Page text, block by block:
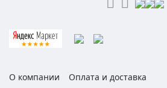
О компании
Оплата и доставка